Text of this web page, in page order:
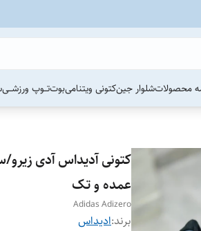
محصولاتشلوار جینکتونی ویتنامیبوتتــوپ ورزشــی
عمده و تک
Adidas Adizero
برند:ادیداس